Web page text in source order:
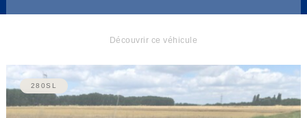
Découvrir ce véhicule
280SL